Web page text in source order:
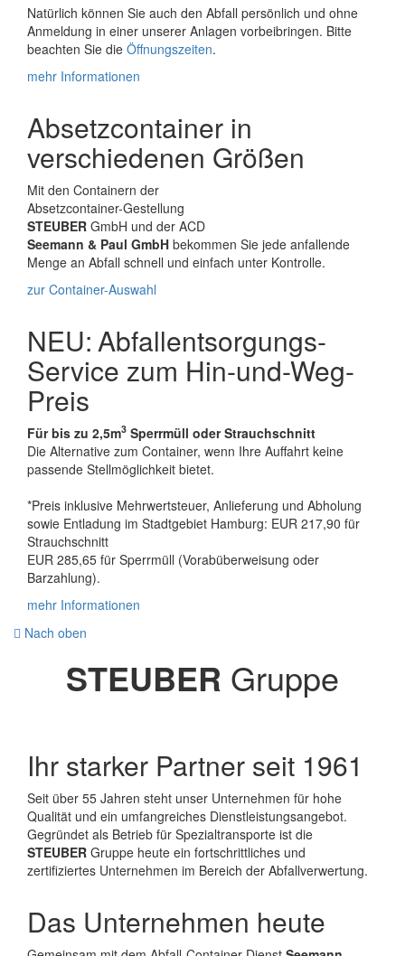
Natürlich können Sie auch den Abfall persönlich und ohne
Anmeldung in einer unserer Anlagen vorbeibringen. Bitte
beachten Sie die Öffnungszeiten.
mehr Informationen
Absetzcontainer in
verschiedenen Größen
Mit den Containern der
Absetzcontainer-Gestellung
STEUBER GmbH und der ACD
Seemann & Paul GmbH bekommen Sie jede anfallende
Menge an Abfall schnell und einfach unter Kontrolle.
zur Container-Auswahl
NEU: Abfallentsorgungs-
Service zum Hin-und-Weg-
Preis
Für bis zu 2,5m3 Sperrmüll oder Strauchschnitt
Die Alternative zum Container, wenn Ihre Auffahrt keine
passende Stellmöglichkeit bietet.
*Preis inklusive Mehrwertsteuer, Anlieferung und Abholung
sowie Entladung im Stadtgebiet Hamburg: EUR 217,90 für
Strauchschnitt
EUR 285,65 für Sperrmüll (Vorabüberweisung oder
Barzahlung).
mehr Informationen
Nach oben
STEUBER Gruppe
Ihr starker Partner seit 1961
Seit über 55 Jahren steht unser Unternehmen für hohe
Qualität und ein umfangreiches Dienstleistungsangebot.
Gegründet als Betrieb für Spezialtransporte ist die
STEUBER Gruppe heute ein fortschrittliches und
zertifiziertes Unternehmen im Bereich der Abfallverwertung.
Das Unternehmen heute